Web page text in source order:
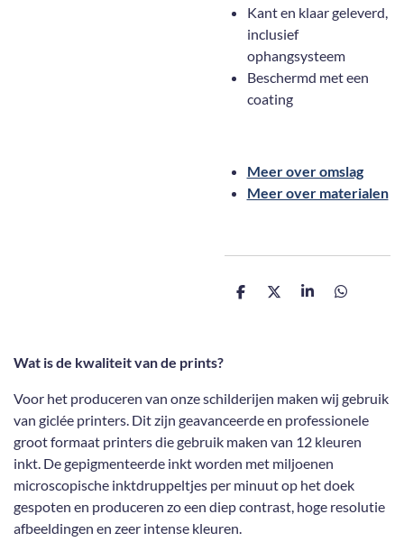
Kant en klaar geleverd,
inclusief
ophangsysteem
Beschermd met een
coating
Meer over omslag
Meer over materialen
D
D
S
D
Wat is de kwaliteit van de prints?
Voor het produceren van onze schilderijen maken wij gebruik
van giclée printers. Dit zijn geavanceerde en professionele
groot formaat printers die gebruik maken van 12 kleuren
inkt. De gepigmenteerde inkt worden met miljoenen
microscopische inktdruppeltjes per minuut op het doek
gespoten en produceren zo een diep contrast, hoge resolutie
afbeeldingen en zeer intense kleuren.